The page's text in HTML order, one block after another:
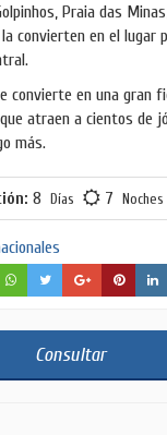
Praia das
convierten en el lugar
convierte en una gran
atraen a cientos de
más.
8 Días 7 Noches
Consultar